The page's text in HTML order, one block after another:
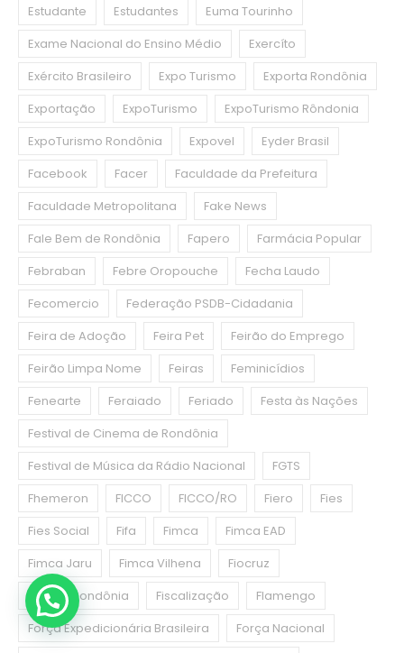
Estudante
Estudantes
Euma Tourinho
Exame Nacional do Ensino Médio
Exercíto
Exército Brasileiro
Expo Turismo
Exporta Rondônia
Exportação
ExpoTurismo
ExpoTurismo Rôndonia
ExpoTurismo Rondônia
Expovel
Eyder Brasil
Facebook
Facer
Faculdade da Prefeitura
Faculdade Metropolitana
Fake News
Fale Bem de Rondônia
Fapero
Farmácia Popular
Febraban
Febre Oropouche
Fecha Laudo
Fecomercio
Federação PSDB-Cidadania
Feira de Adoção
Feira Pet
Feirão do Emprego
Feirão Limpa Nome
Feiras
Feminicídios
Fenearte
Feraiado Feriado
Festa às Nações
Festival de Cinema de Rondônia
Festival de Música da Rádio Nacional
FGTS
Fhemeron
FICCO FICCO/RO Fiero
Fies
Fies Social
Fifa Fimca
Fimca EAD
Fimca Jaru
Fimca Vilhena
Fiocruz
Fiocruz Rondônia
Fiscalização
Flamengo
Força Expedicionária Brasileira
Força Nacional